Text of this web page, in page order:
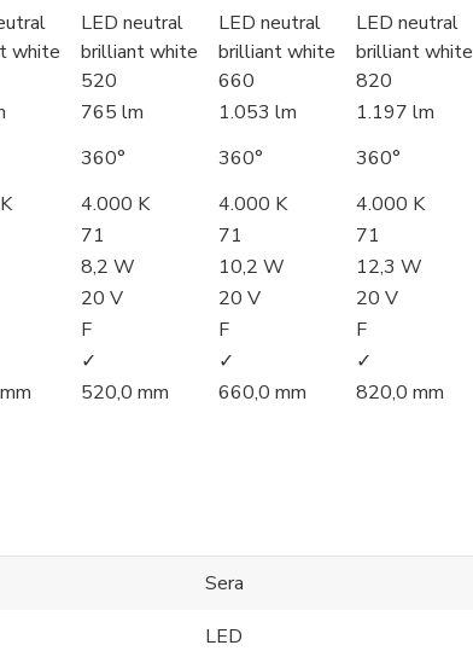
white
LED neutral
brilliant white
520
LED neutral
brilliant white
660
LED neutral
brilliant white
820
765 lm 1.053 lm 1.197 lm
360° 360° 360°
4.000 K 4.000 K 4.000 K
71 71 71
8,2 W 10,2 W 12,3 W
20 V 20 V 20 V
F F F
✓ ✓ ✓
520,0 mm 660,0 mm 820,0 mm
Sera
LED